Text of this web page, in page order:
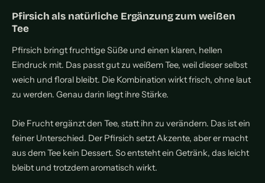
Pfirsich als natürliche Ergänzung zum weißen
Tee
Pfirsich bringt fruchtige Süße und einen klaren, hellen
Eindruck mit. Das passt gut zu weißem Tee, weil dieser selbst
weich und floral bleibt. Die Kombination wirkt frisch, ohne laut
zu werden. Genau darin liegt ihre Stärke.
Die Frucht ergänzt den Tee, statt ihn zu verändern. Das ist ein
feiner Unterschied. Der Pfirsich setzt Akzente, aber er macht
aus dem Tee kein Dessert. So entsteht ein Getränk, das leicht
bleibt und trotzdem aromatisch wirkt.